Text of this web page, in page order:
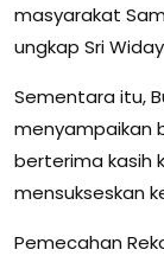
masyarakat
ungkap Sri
Sementara itu,
menyampaikan
berterima kasih
mensukseskan
Pemecahan